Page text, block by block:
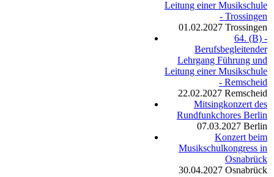
Leitung einer Musikschule
- Trossingen
01.02.2027 Trossingen
64. (B) -
Berufsbegleitender
Lehrgang Führung und
Leitung einer Musikschule
- Remscheid
22.02.2027 Remscheid
Mitsingkonzert des
Rundfunkchores Berlin
07.03.2027 Berlin
Konzert beim
Musikschulkongress in
Osnabrück
30.04.2027 Osnabrück